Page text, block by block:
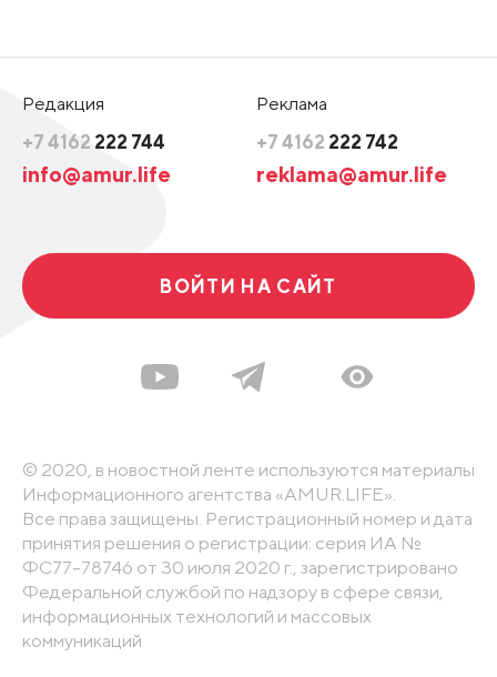
Редакция
+7 4162 222 744
info@amur.life
Реклама
+7 4162 222 742
reklama@amur.life
ВОЙТИ НА САЙТ
© 2020, в новостной ленте используются материалы
Информационного агентства «AMUR.LIFE».
Все права защищены. Регистрационный номер и дата
принятия решения о регистрации: серия ИА №
ФС77-78746 от 30 июля 2020 г., зарегистрировано
Федеральной службой по надзору в сфере связи,
информационных технологий и массовых
коммуникаций